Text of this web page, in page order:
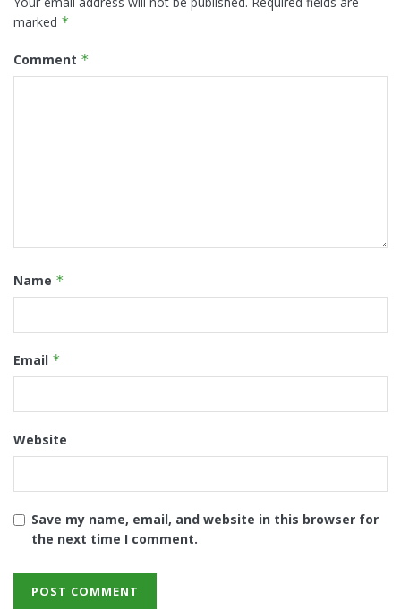
marked *
Comment *
Name *
Email *
Website
Save my name, email, and website in this browser for
the next time I comment.